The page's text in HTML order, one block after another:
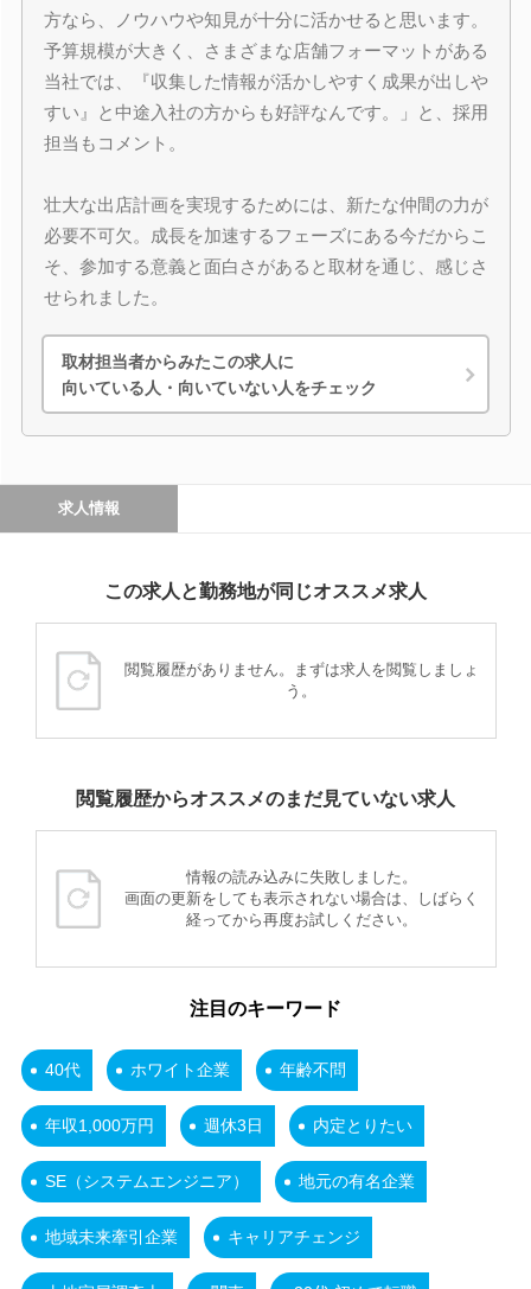
方なら、ノウハウや知見が十分に活かせると思います。
予算規模が大きく、さまざまな店舗フォーマットがある
当社では、『収集した情報が活かしやすく成果が出しや
すい』と中途入社の方からも好評なんです。」と、採用
担当もコメント。
壮大な出店計画を実現するためには、新たな仲間の力が
必要不可欠。成長を加速するフェーズにある今だからこ
そ、参加する意義と面白さがあると取材を通じ、感じさ
せられました。
取材担当者からみたこの求人に
向いている人・向いていない人をチェック
求人情報
この求人と勤務地が同じオススメ求人
閲覧履歴がありません。まずは求人を閲覧しましょ
う。
閲覧履歴からオススメのまだ見ていない求人
情報の読み込みに失敗しました。
画面の更新をしても表示されない場合は、しばらく
経ってから再度お試しください。
注目のキーワード
40代 ホワイト企業 年齢不問
年収1,000万円 週休3日 内定とりたい
SE（システムエンジニア） 地元の有名企業
地域未来牽引企業 キャリアチェンジ